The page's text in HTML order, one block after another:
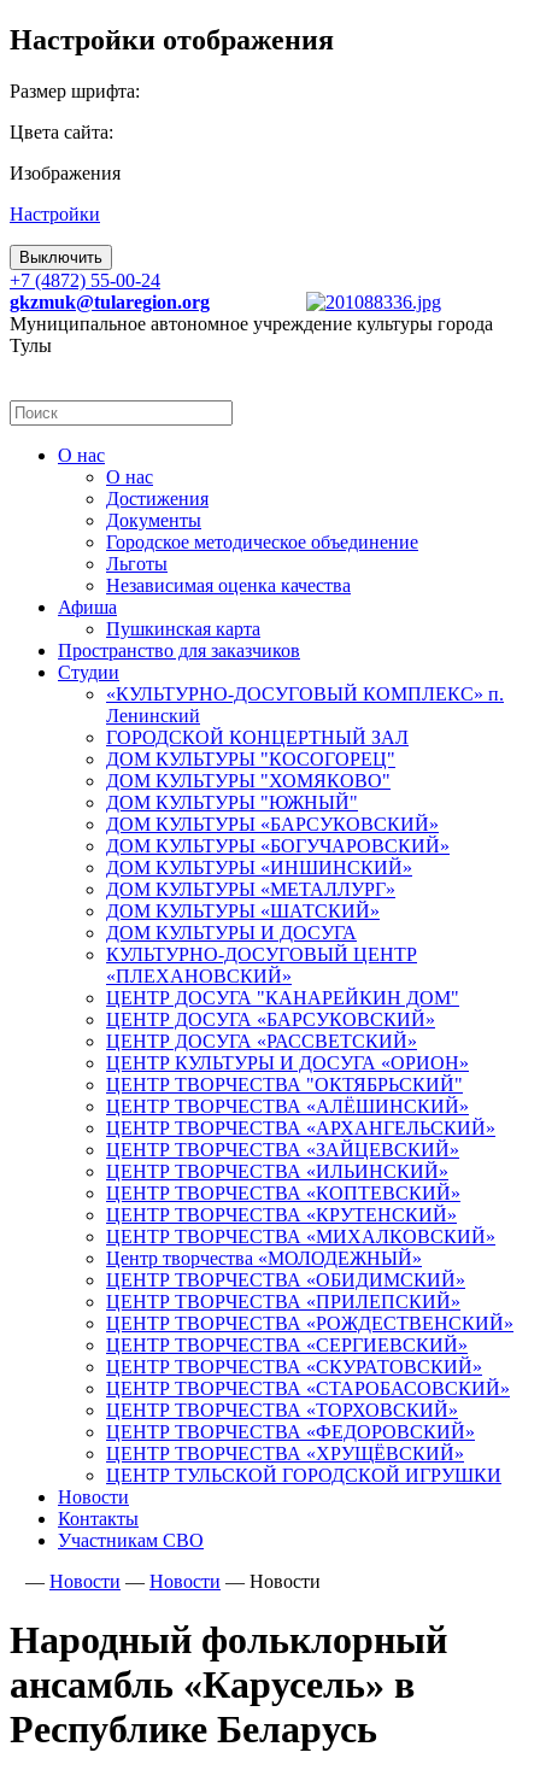
Настройки отображения
Размер шрифта:
Цвета сайта:
Изображения
Настройки
Выключить
+7 (4872) 55-00-24
gkzmuk@tularegion.org
Муниципальное автономное учреждение культуры города
Тулы
О нас
О нас
Достижения
Документы
Городское методическое объединение
Льготы
Независимая оценка качества
Афиша
Пушкинская карта
Пространство для заказчиков
Студии
«КУЛЬТУРНО-ДОСУГОВЫЙ КОМПЛЕКС» п.
Ленинский
ГОРОДСКОЙ КОНЦЕРТНЫЙ ЗАЛ
ДОМ КУЛЬТУРЫ "КОСОГОРЕЦ"
ДОМ КУЛЬТУРЫ "ХОМЯКОВО"
ДОМ КУЛЬТУРЫ "ЮЖНЫЙ"
ДОМ КУЛЬТУРЫ «БАРСУКОВСКИЙ»
ДОМ КУЛЬТУРЫ «БОГУЧАРОВСКИЙ»
ДОМ КУЛЬТУРЫ «ИНШИНСКИЙ»
ДОМ КУЛЬТУРЫ «МЕТАЛЛУРГ»
ДОМ КУЛЬТУРЫ «ШАТСКИЙ»
ДОМ КУЛЬТУРЫ И ДОСУГА
КУЛЬТУРНО-ДОСУГОВЫЙ ЦЕНТР
«ПЛЕХАНОВСКИЙ»
ЦЕНТР ДОСУГА "КАНАРЕЙКИН ДОМ"
ЦЕНТР ДОСУГА «БАРСУКОВСКИЙ»
ЦЕНТР ДОСУГА «РАССВЕТСКИЙ»
ЦЕНТР КУЛЬТУРЫ И ДОСУГА «ОРИОН»
ЦЕНТР ТВОРЧЕСТВА "ОКТЯБРЬСКИЙ"
ЦЕНТР ТВОРЧЕСТВА «АЛЁШИНСКИЙ»
ЦЕНТР ТВОРЧЕСТВА «АРХАНГЕЛЬСКИЙ»
ЦЕНТР ТВОРЧЕСТВА «ЗАЙЦЕВСКИЙ»
ЦЕНТР ТВОРЧЕСТВА «ИЛЬИНСКИЙ»
ЦЕНТР ТВОРЧЕСТВА «КОПТЕВСКИЙ»
ЦЕНТР ТВОРЧЕСТВА «КРУТЕНСКИЙ»
ЦЕНТР ТВОРЧЕСТВА «МИХАЛКОВСКИЙ»
Центр творчества «МОЛОДЕЖНЫЙ»
ЦЕНТР ТВОРЧЕСТВА «ОБИДИМСКИЙ»
ЦЕНТР ТВОРЧЕСТВА «ПРИЛЕПСКИЙ»
ЦЕНТР ТВОРЧЕСТВА «РОЖДЕСТВЕНСКИЙ»
ЦЕНТР ТВОРЧЕСТВА «СЕРГИЕВСКИЙ»
ЦЕНТР ТВОРЧЕСТВА «СКУРАТОВСКИЙ»
ЦЕНТР ТВОРЧЕСТВА «СТАРОБАСОВСКИЙ»
ЦЕНТР ТВОРЧЕСТВА «ТОРХОВСКИЙ»
ЦЕНТР ТВОРЧЕСТВА «ФЕДОРОВСКИЙ»
ЦЕНТР ТВОРЧЕСТВА «ХРУЩЁВСКИЙ»
ЦЕНТР ТУЛЬСКОЙ ГОРОДСКОЙ ИГРУШКИ
Новости
Контакты
Участникам СВО
— Новости — Новости — Новости
Народный фольклорный
ансамбль «Карусель» в
Республике Беларусь